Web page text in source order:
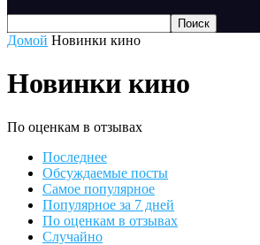
Домой Новинки кино
Новинки кино
По оценкам в отзывах
Последнее
Обсуждаемые посты
Самое популярное
Популярное за 7 дней
По оценкам в отзывах
Случайно